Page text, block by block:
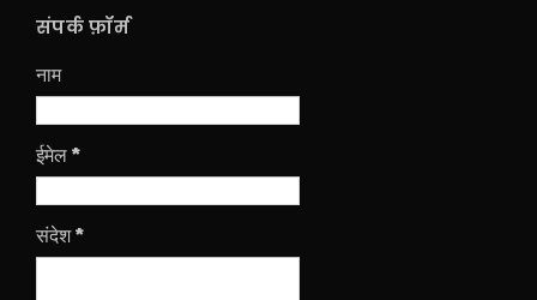
संपर्क फ़ॉर्म
नाम
ईमेल*
संदेश*